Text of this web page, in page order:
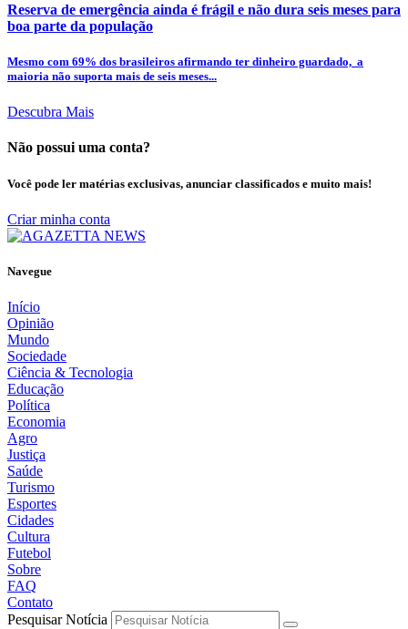
Reserva de emergência ainda é frágil e não dura seis meses para
boa parte da população
Mesmo com 69% dos brasileiros afirmando ter dinheiro guardado, a
maioria não suporta mais de seis meses...
Descubra Mais
Não possui uma conta?
Você pode ler matérias exclusivas, anunciar classificados e muito mais!
Criar minha conta
Navegue
Início
Opinião
Mundo
Sociedade
Ciência & Tecnologia
Educação
Política
Economia
Agro
Justiça
Saúde
Turismo
Esportes
Cidades
Cultura
Futebol
Sobre
FAQ
Contato
Pesquisar Notícia